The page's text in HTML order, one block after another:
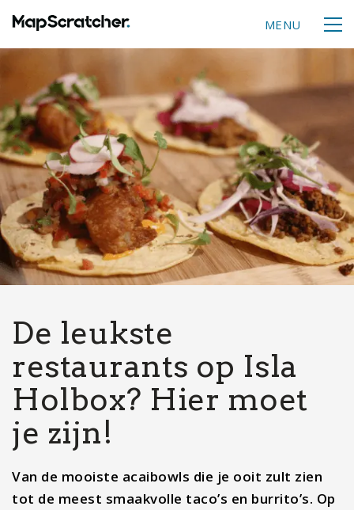
MENU
De leukste
restaurants op Isla
Holbox? Hier moet
je zijn!
Van de mooiste acaibowls die je ooit zult zien
tot de meest smaakvolle taco’s en burrito’s. Op